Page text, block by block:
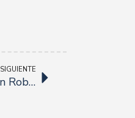
SIGUIENTE
Kinu celebra su primer aniversario maridando Japón con Robert Tetas